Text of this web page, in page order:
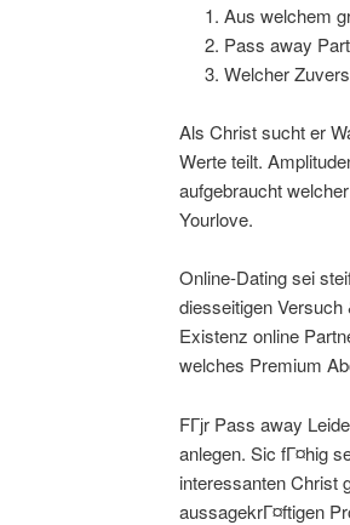
Aus welchem
Pass away
Welcher
Als Christ sucht er
Werte teilt.
aufgebraucht
Yourlove.
Online-Dating sei
diesseitigen
Existenz online
welches Premium
FГјr Pass away
anlegen. Sic fГ¤hig
interessanten Christ
aussagekrГ¤ftigen